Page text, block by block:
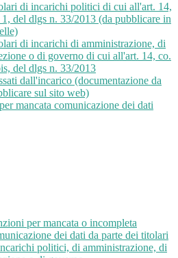
di incarichi politici di cui all'art. 14,
1, del dlgs n. 33/2013 (da pubblicare in
di incarichi di amministrazione, di
o di governo di cui all'art. 14, co.
del dlgs n. 33/2013
dall'incarico (documentazione da
sul sito web)
mancata comunicazione dei dati
per mancata o incompleta
dei dati da parte dei titolari
politici, di amministrazione, di